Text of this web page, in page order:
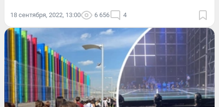
18 сентября, 2022, 13:00 6 656 4